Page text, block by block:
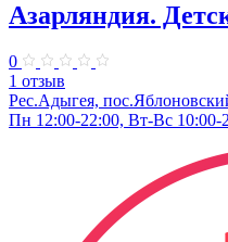
Азарляндия.
0
1 отзыв
Рес.Адыгея,
Пн 12:00-22:00, Вт-Вс 10:00-